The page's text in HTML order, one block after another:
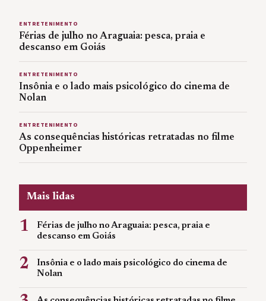
ENTRETENIMENTO
Férias de julho no Araguaia: pesca, praia e
descanso em Goiás
ENTRETENIMENTO
Insônia e o lado mais psicológico do cinema de
Nolan
ENTRETENIMENTO
As consequências históricas retratadas no filme
Oppenheimer
Mais lidas
1
Férias de julho no Araguaia: pesca, praia e
descanso em Goiás
2
Insônia e o lado mais psicológico do cinema de
Nolan